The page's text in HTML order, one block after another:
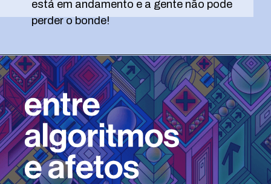
semana para ver quais desafios eu já
consegui superar? A revolução criativa
perder o bonde!